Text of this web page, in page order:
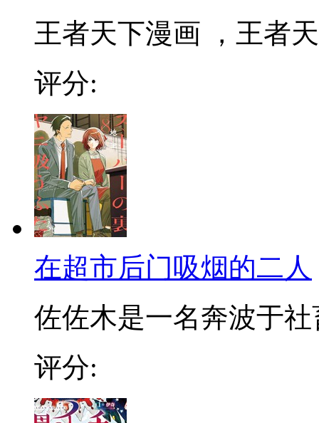
王者天下漫画 ，王者
评分:
在超市后门吸烟的二人
佐佐木是一名奔波于社
评分: